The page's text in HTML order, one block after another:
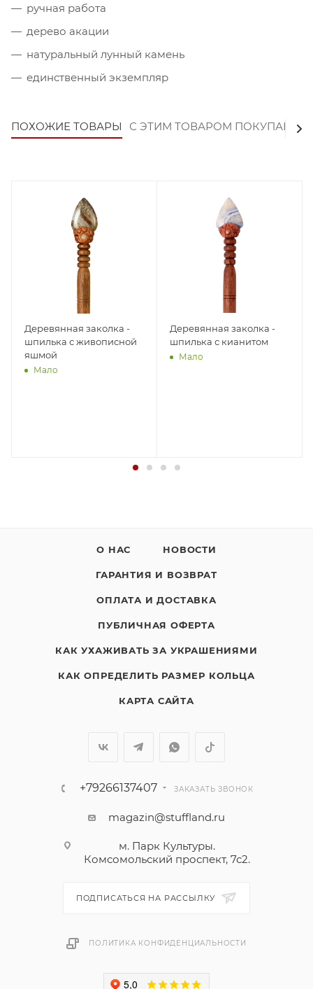
ручная работа
дерево акации
натуральный лунный камень
единственный экземпляр
ПОХОЖИЕ ТОВАРЫ С ЭТИМ ТОВАРОМ ПОКУПАЮТ
Деревянная заколка -
шпилька с живописной
яшмой
Мало
Деревянная заколка -
шпилька с кианитом
Мало
О НАС НОВОСТИ
ГАРАНТИЯ И ВОЗВРАТ
ОПЛАТА И ДОСТАВКА
ПУБЛИЧНАЯ ОФЕРТА
КАК УХАЖИВАТЬ ЗА УКРАШЕНИЯМИ
КАК ОПРЕДЕЛИТЬ РАЗМЕР КОЛЬЦА
КАРТА САЙТА
+79266137407 ЗАКАЗАТЬ ЗВОНОК
magazin@stuffland.ru
м. Парк Культуры.
Комсомольский проспект, 7с2.
ПОДПИСАТЬСЯ НА РАССЫЛКУ
ПОЛИТИКА КОНФИДЕНЦИАЛЬНОСТИ